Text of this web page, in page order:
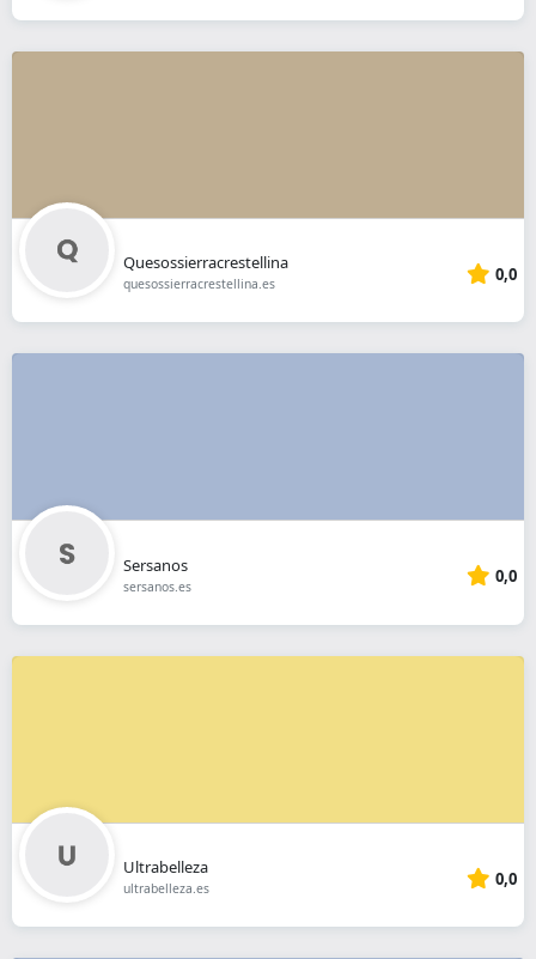
Quesossierracrestellina
quesossierracrestellina.es 0,0
Sersanos
sersanos.es 0,0
Ultrabelleza
ultrabelleza.es 0,0